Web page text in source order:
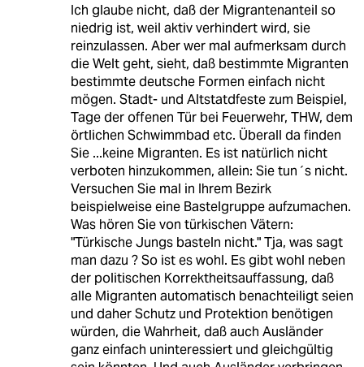
Ich glaube nicht, daß der Migrantenanteil so
niedrig ist, weil aktiv verhindert wird, sie
reinzulassen. Aber wer mal aufmerksam durch
die Welt geht, sieht, daß bestimmte Migranten
bestimmte deutsche Formen einfach nicht
mögen. Stadt- und Altstatdfeste zum Beispiel,
Tage der offenen Tür bei Feuerwehr, THW, dem
örtlichen Schwimmbad etc. Überall da finden
Sie ...keine Migranten. Es ist natürlich nicht
verboten hinzukommen, allein: Sie tun´s nicht.
Versuchen Sie mal in Ihrem Bezirk
beispielweise eine Bastelgruppe aufzumachen.
Was hören Sie von türkischen Vätern:
"Türkische Jungs basteln nicht." Tja, was sagt
man dazu ? So ist es wohl. Es gibt wohl neben
der politischen Korrektheitsauffassung, daß
alle Migranten automatisch benachteiligt seien
und daher Schutz und Protektion benötigen
würden, die Wahrheit, daß auch Ausländer
ganz einfach uninteressiert und gleichgültig